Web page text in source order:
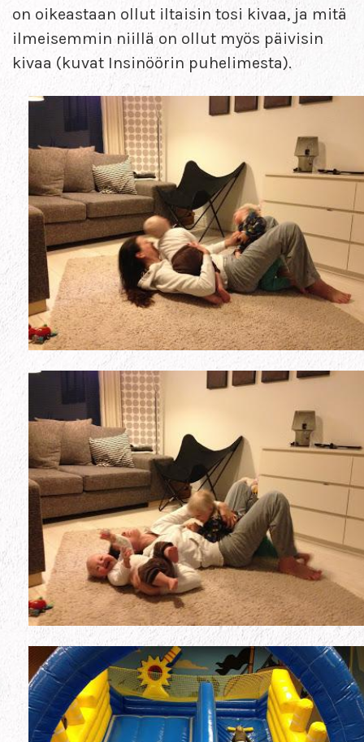
on oikeastaan ollut iltaisin tosi kivaa, ja mitä
ilmeisemmin niillä on ollut myös päivisin
kivaa (kuvat Insinöörin puhelimesta).